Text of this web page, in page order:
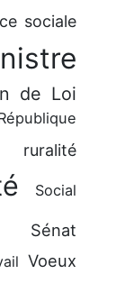
sociale
de Loi
ruralité
Social
Sénat
Voeux